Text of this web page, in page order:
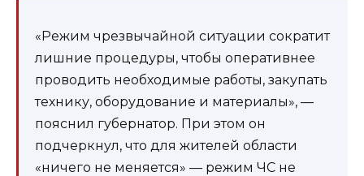
«Режим чрезвычайной ситуации сократит
лишние процедуры, чтобы оперативнее
проводить необходимые работы, закупать
технику, оборудование и материалы», —
пояснил губернатор. При этом он
подчеркнул, что для жителей области
«ничего не меняется» — режим ЧС не